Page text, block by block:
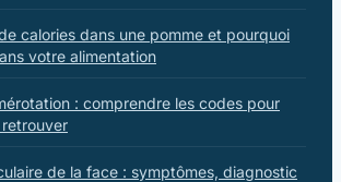
calories dans une pomme et pourquoi
votre alimentation
: comprendre les codes pour
retrouver
de la face : symptômes, diagnostic